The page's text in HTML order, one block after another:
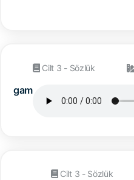
gam
Cilt 3 - Sözlük
Cilt 3 - Sözlük